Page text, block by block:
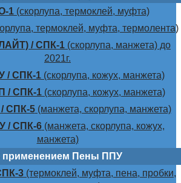
1 (скорлупа, термоклей, муфта)
термоклей, муфта, термолента)
/ СПК-1 (скорлупа, манжета) до
2021г.
/ СПК-1 (скорлупа, кожух, манжета)
/ СПК-1 (скорлупа, кожух, манжета)
СПК-5(манжета, скорлупа, манжета)
/ СПК-6(манжета, скорлупа, кожух,
манжета)
применением Пены ППУ
3 (термоклей, муфта, пена, пробки,